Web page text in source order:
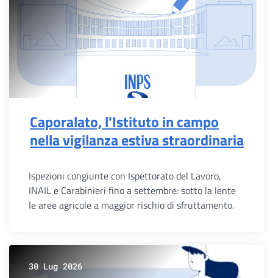
Caporalato, l'Istituto in campo
nella vigilanza estiva straordinaria
Ispezioni congiunte con Ispettorato del Lavoro,
INAIL e Carabinieri fino a settembre: sotto la lente
le aree agricole a maggior rischio di sfruttamento.
30 Lug 2026